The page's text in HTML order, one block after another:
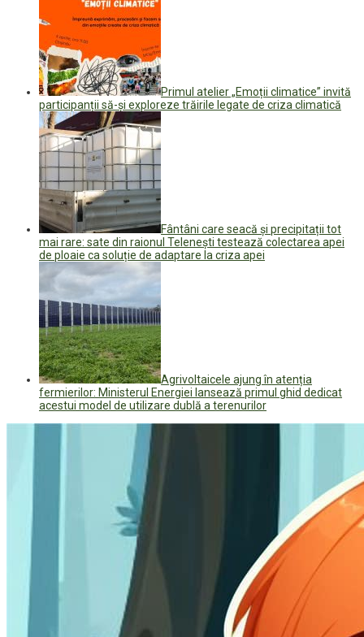
Primul atelier „Emoții climatice” invită
participanții să-și exploreze trăirile legate de criza climatică
Fântâni care seacă și precipitații tot
mai rare: sate din raionul Telenești testează colectarea apei
de ploaie ca soluție de adaptare la criza apei
Agrivoltaicele ajung în atenția
fermierilor: Ministerul Energiei lansează primul ghid dedicat
acestui model de utilizare dublă a terenurilor